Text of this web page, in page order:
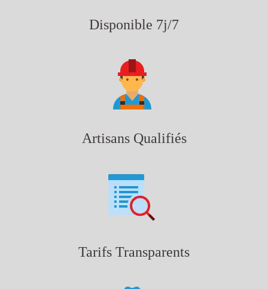
Disponible 7j/7
Artisans Qualifiés
Tarifs Transparents